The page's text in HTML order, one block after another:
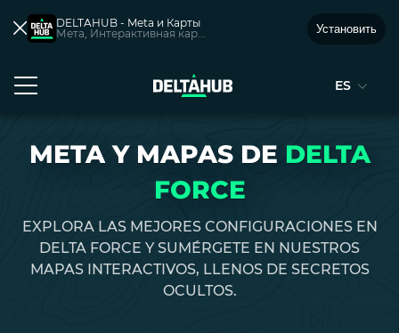
DELTAHUB - Meta и Карты
Мета, Интерактивная кар...
Установить
ES
META Y MAPAS DE DELTA
FORCE
EXPLORA LAS MEJORES CONFIGURACIONES EN
DELTA FORCE Y SUMÉRGETE EN NUESTROS
MAPAS INTERACTIVOS, LLENOS DE SECRETOS
OCULTOS.